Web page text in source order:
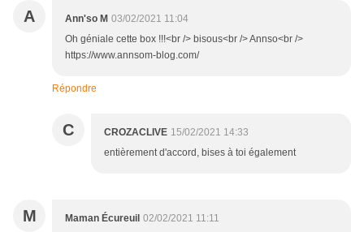
A Ann'so M 03/02/2021 11:04
Oh géniale cette box !!!<br /> bisous<br /> Annso<br />
https://www.annsom-blog.com/
Répondre
C CROZACLIVE 15/02/2021 14:33
entièrement d'accord, bises à toi également
M Maman Écureuil 02/02/2021 11:11